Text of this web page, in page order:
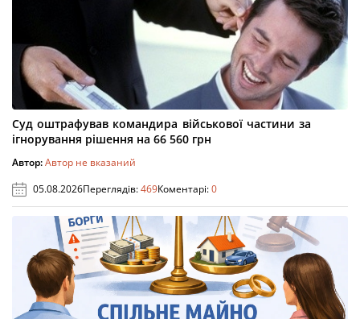
Суд оштрафував командира військової частини за
ігнорування рішення на 66 560 грн
Автор:Автор не вказаний
05.08.2026Переглядів:469Коментарі:0